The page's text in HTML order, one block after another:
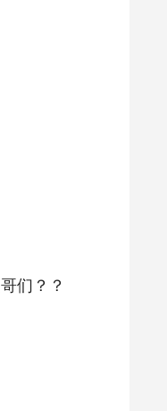
们？？